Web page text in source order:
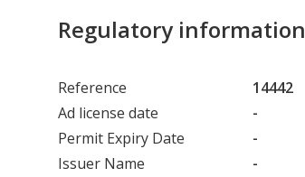
رقم الجوال: +966538643033
Regulatory information
Reference
14442
Ad license date
-
Permit Expiry Date
-
Issuer Name
-